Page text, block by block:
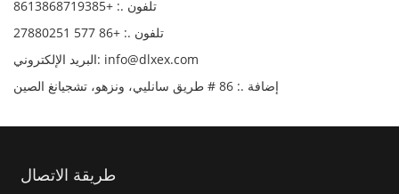
تلفون .: +8613868719385
تلفون .: +86 577 27880251
البريد الإلكتروني: info@dlxex.com
إضافة .: 86 # طريق سانليي، ونزهو، تشجيانغ الصين
طريقة الاتصال